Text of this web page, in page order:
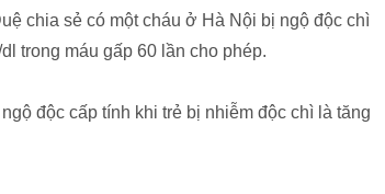
chia sẻ có một cháu ở Hà Nội bị ngộ độc chì
trong máu gấp 60 lần cho phép.
độc cấp tính khi trẻ bị nhiễm độc chì là tăng